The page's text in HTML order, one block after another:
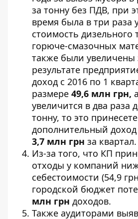
за тонну без ПДВ, при
время была в три раза
стоимость дизельного
горюче-смазочных
также были увеличены
результате
доход с 2016 по 1
размере 49,6 млн грн,
увеличится в два раза
тонну, то это принесете
дополнительный
3,7 млн грн за квартал.
Из-за того, что КП
отходы у компаний
себестоимости (54,9
городской бюджет
млн грн доходов.
Также аудиторами